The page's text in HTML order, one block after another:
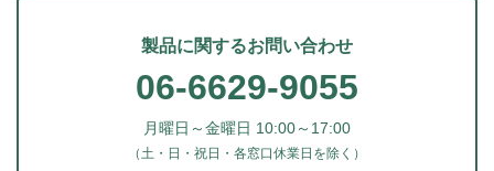
製品に関するお問い合わせ
06-6629-9055
月曜日～金曜日 10:00～17:00
（土・日・祝日・各窓口休業日を除く）